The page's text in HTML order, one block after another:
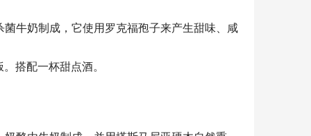
牛奶制成，它使用罗克福孢子来产生甜味、咸
搭配一杯甜点酒。